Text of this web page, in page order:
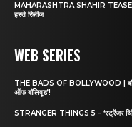
MAHARASHTRA SHAHIR TEASER:
हस्ते रिलीज
WEB SERIES
THE BADS OF BOLLYWOOD |
ऑफ बॉलिवूड’!
STRANGER THINGS 5 – ‘स्ट्रेंजर